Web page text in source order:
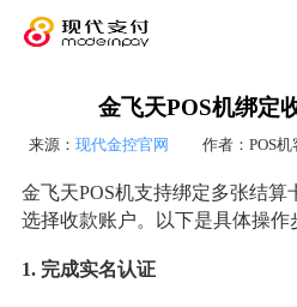
金飞天POS机绑定
来源： 现代金控官网 作者：POS机
金飞天POS机支持绑定多张结
选择收款账户。以下是具体操作
1. 完成实名认证